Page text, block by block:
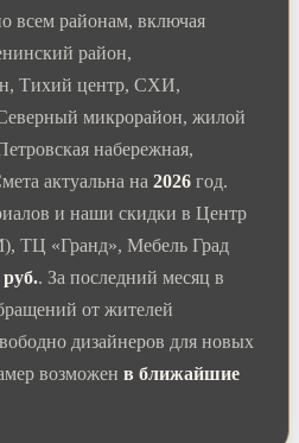
всем районам, включая
район,
Тихий центр, СХИ,
микрорайон, жилой
набережная,
актуальна на 2026 год.
и наши скидки в Центр
ТЦ «Гранд», Мебель Град
руб.. За последний месяц в
от жителей
дизайнеров для новых
возможен в ближайшие